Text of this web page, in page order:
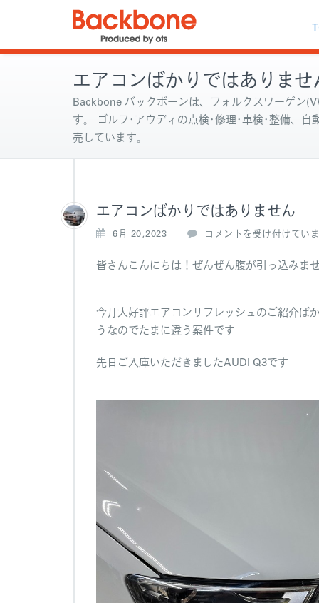
エアコンばかりではありませ
Backbone バックボーンは、フォルクスワーゲン
す。 ゴルフ･アウディの点検･修理･車検･整備、自
売しています。
エアコンばかりではありません
6月 20,2023
エ
コ
り
で
あ
せ
コメントを受け付けてい
皆さんこんにちは！ぜんぜん腹が引っ込みま
今月大好評エアコンリフレッシュのご紹介ば
うなのでたまに違う案件です
先日ご入庫いただきましたAUDI Q3です